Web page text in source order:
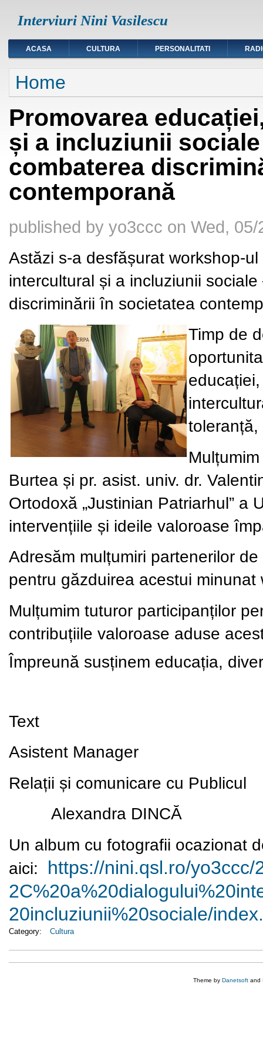
Interviuri Nini Vasilescu
ACASA CULTURA PERSONALITATI
You are here
Home
Promovarea
și a incluziunii
combaterea
contemporană
published by yo3ccc on Wed,
Astăzi s-a desfășurat workshop-
intercultural și a incluziunii
discriminării în societatea
Timp de
toleranță,
Burtea și pr. asist. univ. dr.
Ortodoxă „Justinian Patriarhul” a
intervențiile și ideile valoroase
Adresăm mulțumiri partenerilor
pentru găzduirea acestui
Mulțumim tuturor participanților
contribuțiile valoroase aduse
Împreună susținem educația,
Text
Asistent Manager
Relații și comunicare cu Publicul
Alexandra DINCĂ
Un album cu fotografii ocazionat
aici: https://nini.qsl.ro/yo3ccc/
2C%20a%20dialogului%
20incluziunii%20sociale/index.
Category: Cultura
Theme by Danetsoft and